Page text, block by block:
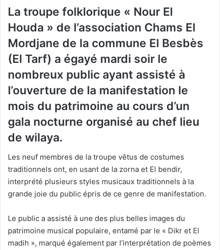
La troupe folklorique « Nour El
Houda » de l’association Chams El
Mordjane de la commune El Besbès
(El Tarf) a égayé mardi soir le
nombreux public ayant assisté à
l’ouverture de la manifestation le
mois du patrimoine au cours d’un
gala nocturne organisé au chef lieu
de wilaya.
Les neuf membres de la troupe vêtus de costumes
traditionnels ont, en usant de la zorna et El bendir,
interprété plusieurs styles musicaux traditionnels à la
grande joie du public épris de ce genre de manifestation.
Le public a assisté à une des plus belles images du
patrimoine musical populaire, entamé par le « Dikr et El
madih », marqué également par l’interprétation de poèmes